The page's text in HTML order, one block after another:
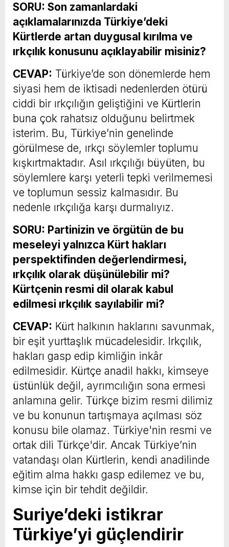
SORU: Son zamanlardaki
açıklamalarınızda Türkiye’deki
Kürtlerde artan duygusal kırılma ve
ırkçılık konusunu açıklayabilir misiniz?
CEVAP: Türkiye’de son dönemlerde hem
siyasi hem de iktisadi nedenlerden ötürü
ciddi bir ırkçılığın geliştiğini ve Kürtlerin
buna çok rahatsız olduğunu belirtmek
isterim. Bu, Türkiye’nin genelinde
görülmese de, ırkçı söylemler toplumu
kışkırtmaktadır. Asıl ırkçılığı büyüten, bu
söylemlere karşı yeterli tepki verilmemesi
ve toplumun sessiz kalmasıdır. Bu
nedenle ırkçılığa karşı durmalıyız.
SORU: Partinizin ve örgütün de bu
meseleyi yalnızca Kürt hakları
perspektifinden değerlendirmesi,
ırkçılık olarak düşünülebilir mi?
Kürtçenin resmi dil olarak kabul
edilmesi ırkçılık sayılabilir mi?
CEVAP: Kürt halkının haklarını savunmak,
bir eşit yurttaşlık mücadelesidir. Irkçılık,
hakları gasp edip kimliğin inkâr
edilmesidir. Kürtçe anadil hakkı, kimseye
üstünlük değil, ayrımcılığın sona ermesi
anlamına gelir. Türkçe bizim resmi dilimiz
ve bu konunun tartışmaya açılması söz
konusu bile olamaz. Türkiye'nin resmi ve
ortak dili Türkçe'dir. Ancak Türkiye’nin
vatandaşı olan Kürtlerin, kendi anadilinde
eğitim alma hakkı gasp edilemez ve bu,
kimse için bir tehdit değildir.
Suriye’deki istikrar
Türkiye’yi güçlendirir